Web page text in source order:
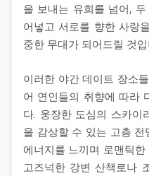
을 보내는 유희를 넘어,
어넣고 서로를 향한 사랑
중한 무대가 되어드릴 것
이러한 야간 데이트 장소
어 연인들의 취향에 따라
다. 웅장한 도심의 스카이
을 감상할 수 있는 고층
에너지를 느끼며 로맨틱
고즈넉한 강변 산책로나